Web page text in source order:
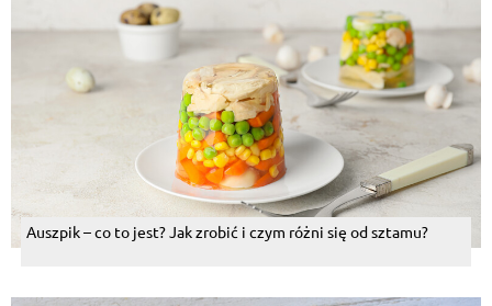
Auszpik – co to jest? Jak zrobić i czym różni się od sztamu?